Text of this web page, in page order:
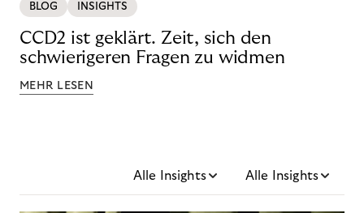
BLOG INSIGHTS
CCD2 ist geklärt. Zeit, sich den
schwierigeren Fragen zu widmen
MEHR LESEN
Alle Insights Alle Insights